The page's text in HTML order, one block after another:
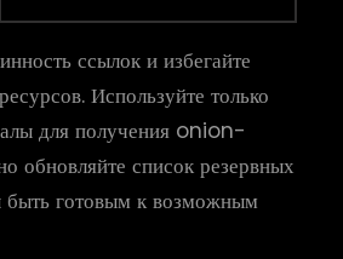
ссылок и избегайте
Используйте только
для получения onion-
обновляйте список резервных
быть готовым к возможным